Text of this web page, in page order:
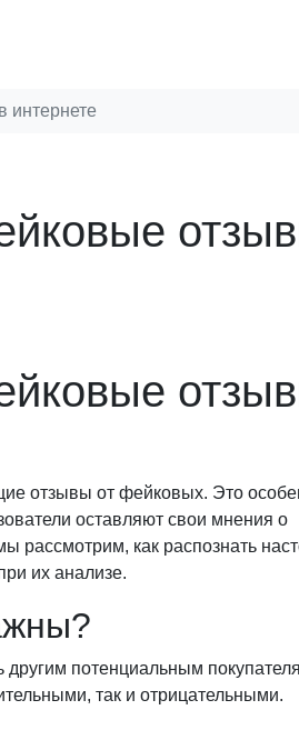
интернете
отзывы от фейковых. Это
оставляют свои мнения о
рассмотрим, как распознать
их анализе.
потенциальным
так и отрицательными.